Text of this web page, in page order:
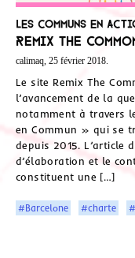
Les communs en
Remix The
calimaq, 25 février 2018.
Le site Remix The
l’avancement de la
notamment à travers
en Commun » qui se
depuis 2015. L’article
d’élaboration et le
constituent une […]
#Barcelone #charte